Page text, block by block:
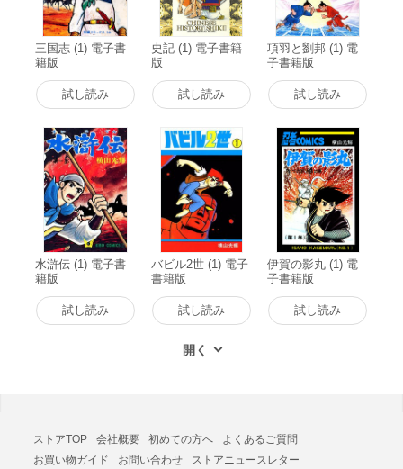
三国志 (1) 電子書
籍版
試し読み
史記 (1) 電子書籍
版
試し読み
項羽と劉邦 (1) 電
子書籍版
試し読み
水滸伝 (1) 電子書
籍版
試し読み
バビル2世 (1) 電子
書籍版
試し読み
伊賀の影丸 (1) 電
子書籍版
試し読み
ストアTOP 会社概要 初めての方へ
よくあるご質問
お買い物ガイド
お問い合わせ ストアニュースレター